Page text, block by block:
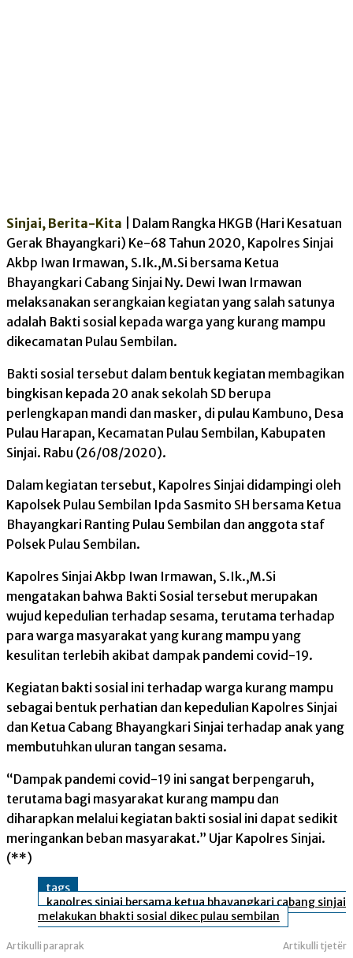
Sinjai, Berita-Kita | Dalam Rangka HKGB (Hari Kesatuan
Gerak Bhayangkari) Ke-68 Tahun 2020, Kapolres Sinjai
Akbp Iwan Irmawan, S.Ik.,M.Si bersama Ketua
Bhayangkari Cabang Sinjai Ny. Dewi Iwan Irmawan
melaksanakan serangkaian kegiatan yang salah satunya
adalah Bakti sosial kepada warga yang kurang mampu
dikecamatan Pulau Sembilan.
Bakti sosial tersebut dalam bentuk kegiatan membagikan
bingkisan kepada 20 anak sekolah SD berupa
perlengkapan mandi dan masker, di pulau Kambuno, Desa
Pulau Harapan, Kecamatan Pulau Sembilan, Kabupaten
Sinjai. Rabu (26/08/2020).
Dalam kegiatan tersebut, Kapolres Sinjai didampingi oleh
Kapolsek Pulau Sembilan Ipda Sasmito SH bersama Ketua
Bhayangkari Ranting Pulau Sembilan dan anggota staf
Polsek Pulau Sembilan.
Kapolres Sinjai Akbp Iwan Irmawan, S.Ik.,M.Si
mengatakan bahwa Bakti Sosial tersebut merupakan
wujud kepedulian terhadap sesama, terutama terhadap
para warga masyarakat yang kurang mampu yang
kesulitan terlebih akibat dampak pandemi covid-19.
Kegiatan bakti sosial ini terhadap warga kurang mampu
sebagai bentuk perhatian dan kepedulian Kapolres Sinjai
dan Ketua Cabang Bhayangkari Sinjai terhadap anak yang
membutuhkan uluran tangan sesama.
“Dampak pandemi covid-19 ini sangat berpengaruh,
terutama bagi masyarakat kurang mampu dan
diharapkan melalui kegiatan bakti sosial ini dapat sedikit
meringankan beban masyarakat.” Ujar Kapolres Sinjai.
(**)
tags
kapolres sinjai bersama ketua bhayangkari cabang sinjai
melakukan bhakti sosial dikec pulau sembilan
Artikulli paraprak Artikulli tjetër